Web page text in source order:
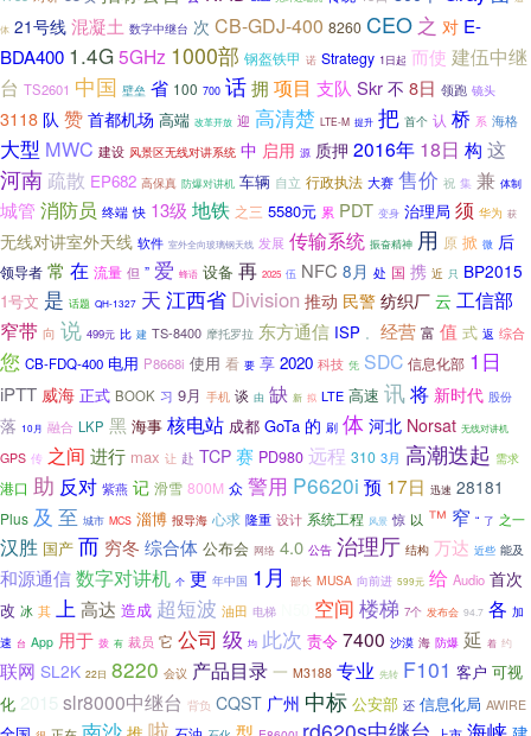
体 21号线 混凝土 数字中继台 次 CB-GDJ-400 8260 CEO 之 对 E-
BDA400 1.4G5GHz 1000部 钢盔铁甲 诺 Strategy 1日起 而使 建伍中继
台 TS2601 中国 壁垒 省 100 700 话拥 项目 支队 Skr 不 8日 领跑 镜头
3118 队 赞 首都机场 高端 改革开放 迎 高清楚 LTE-M 提升 把 首个 认 桥 系 海格
大型 MWC 建设 风景区无线对讲系统 中 启用 源 质押 2016年 18日 构 这
河南 疏散 EP682 高保真 防爆对讲机 车辆 自立 行政执法 大赛 售价 祝 集 兼 体制
城管 消防员 终端 快 13级 地铁 之三 5580元 累 PDT 变身 治理局 须 华为 获
无线对讲室外天线 软件 室外全向玻璃钢天线 发展 传输系统 振奋精神 用 原 掀 微 后
领导者 常 在 流量 但 ” 爱 蜂语 设备 再 2025 伍 NFC 8月 处 国 携 近 只 BP2015
1号文 是 话题 QH-1327 天 江西省 Division 推动 民警 纺织厂 云 工信部
窄带 向 说 499元 比 建 TS-8400 摩托罗拉 东方通信 ISP 。 经营 富 值 式 返 综合
您 CB-FDQ-400 电用 P8668i 使用 看 要 享 2020 科技 凭 SDC 信息化部 1日
iPTT 威海 正式 BOOK 习 9月 手机 谈 由 缺 新 拟 LTE 高速 讯将 新时代 股份
落 10月 融合 LKP 黑 海事 核电站 成都 GoTa 的 刷 体 河北 Norsat 无线对讲机
GPS 传 之间 进行 max 让 赴 TCP 赛 PD980 远程 310 3月 高潮迭起 需求
港口 助 反对 紫燕 记 滑雪 800M 众 警用 P6620i 预 17日 迅速 28181
Plus 及 至 城市 MCS 淄博 报导海 心求 隆重 设计 系统工程 风景 惊 以 ™ 窄 “ 了 之一
汉胜 国产 而 穷冬 综合体 公布会 网络 4.0 公告 治理厅 结构 万达 近些 能及
和源通信数字对讲机 个 更 年中国 1月 部长 MUSA 向前进 599元 给 Audio 首次
改 冰 其 上高达 造成 超短波 油田 电梯 空间 楼梯 7个 发布会 94.7 各 加
速 台 App 用于 拨 有 裁员 它 公司 级 均 此次 责令 7400 沙漠 海 防爆 延 着 约
联网 SL2K 22日 8220 会议 产品目录 一 M3188 专业 先转 F101 客户 可视
化
slr8000中继台 背负 CQST 广州 中标 公安部 还 信息化局 AWIRE